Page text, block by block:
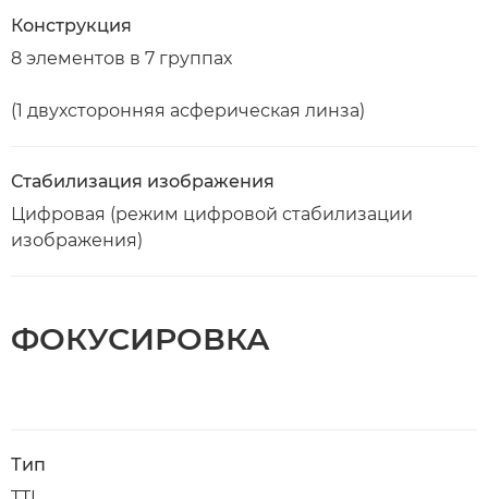
Конструкция
8 элементов в 7 группах
(1 двухсторонняя асферическая линза)
Стабилизация изображения
Цифровая (режим цифровой стабилизации
изображения)
ФОКУСИРОВКА
Тип